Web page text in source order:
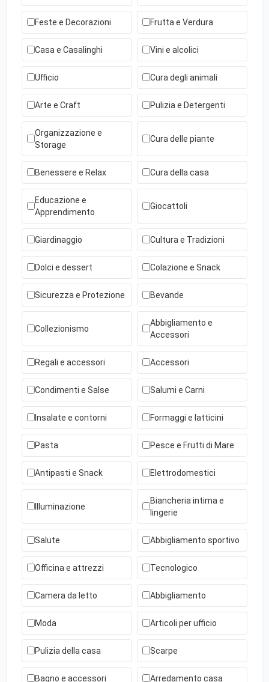
Feste e Decorazioni Frutta e Verdura
Casa e Casalinghi Vini e alcolici
Ufficio Cura degli animali
Arte e Craft Pulizia e Detergenti
Organizzazione e
Storage
Cura delle piante
Benessere e Relax Cura della casa
Educazione e
Apprendimento
Giocattoli
Giardinaggio Cultura e Tradizioni
Dolci e dessert Colazione e Snack
Sicurezza e Protezione Bevande
Collezionismo
Abbigliamento e
Accessori
Regali e accessori Accessori
Condimenti e Salse Salumi e Carni
Insalate e contorni Formaggi e latticini
Pasta Pesce e Frutti di Mare
Antipasti e Snack Elettrodomestici
Illuminazione
Biancheria intima e
lingerie
Salute Abbigliamento sportivo
Officina e attrezzi Tecnologico
Camera da letto Abbigliamento
Moda Articoli per ufficio
Pulizia della casa Scarpe
Bagno e accessori Arredamento casa